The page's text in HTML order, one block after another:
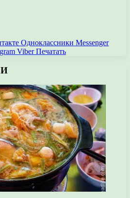
Одноклассники Messenger
Viber Печатать